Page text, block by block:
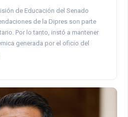
de Educación del Senado
de la Dipres son parte
Por lo tanto, instó a mantener
generada por el oficio del